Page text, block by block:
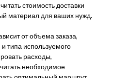
стоимость доставки
материал для ваших нужд.
от объема заказа,
типа используемого
расходы,
необходимое